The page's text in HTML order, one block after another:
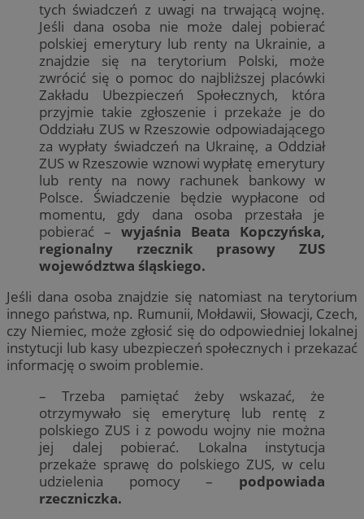
tych świadczeń z uwagi na trwającą wojnę.
Jeśli dana osoba nie może dalej pobierać
polskiej emerytury lub renty na Ukrainie, a
znajdzie się na terytorium Polski, może
zwrócić się o pomoc do najbliższej placówki
Zakładu Ubezpieczeń Społecznych, która
przyjmie takie zgłoszenie i przekaże je do
Oddziału ZUS w Rzeszowie odpowiadającego
za wypłaty świadczeń na Ukrainę, a Oddział
ZUS w Rzeszowie wznowi wypłatę emerytury
lub renty na nowy rachunek bankowy w
Polsce. Świadczenie będzie wypłacone od
momentu, gdy dana osoba przestała je
pobierać – wyjaśnia Beata Kopczyńska,
regionalny rzecznik prasowy ZUS
województwa śląskiego.
Jeśli dana osoba znajdzie się natomiast na terytorium
innego państwa, np. Rumunii, Mołdawii, Słowacji, Czech,
czy Niemiec, może zgłosić się do odpowiedniej lokalnej
instytucji lub kasy ubezpieczeń społecznych i przekazać
informację o swoim problemie.
– Trzeba pamiętać żeby wskazać, że
otrzymywało się emeryturę lub rentę z
polskiego ZUS i z powodu wojny nie można
jej dalej pobierać. Lokalna instytucja
przekaże sprawę do polskiego ZUS, w celu
udzielenia pomocy – podpowiada
rzeczniczka.